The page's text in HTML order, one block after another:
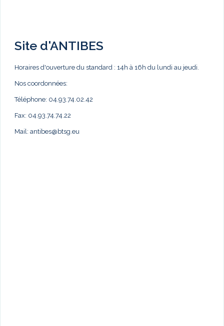
Site d'ANTIBES
Horaires d'ouverture du standard : 14h à 16h du lundi au jeudi.
Nos coordonnées:
Téléphone: 04.93.74.02.42
Fax: 04.93.74.74.22
Mail: antibes@btsg.eu